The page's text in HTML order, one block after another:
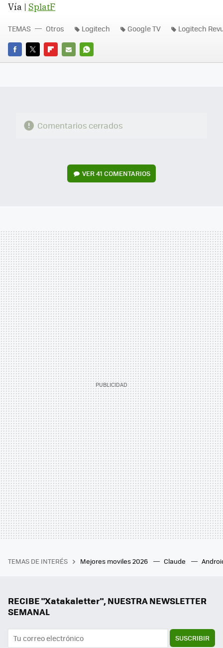
Vía | SplatF
FACEBOOK
TWITTERFLIPBOARD
E-
WHATSAPP
TEMAS Otros Logitech Google TV Logitech
Comentarios cerrados
VER41 COMENTARIOS
TEMAS DE INTERÉS Mejores moviles 2026 Claude
RECIBE "Xatakaletter", NUESTRA NEWSLETTER
SEMANAL
SUSCRIBIR